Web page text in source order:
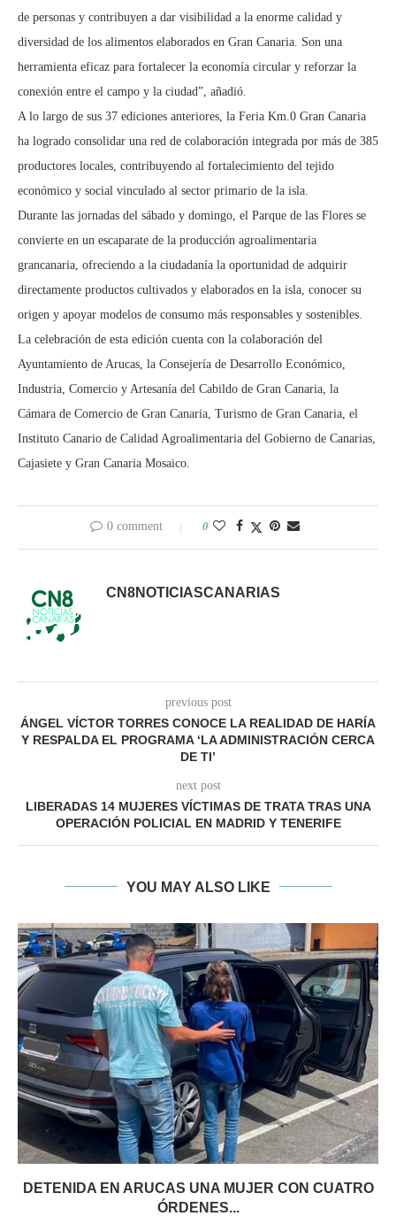
de personas y contribuyen a dar visibilidad a la enorme calidad y
diversidad de los alimentos elaborados en Gran Canaria. Son una
herramienta eficaz para fortalecer la economía circular y reforzar la
conexión entre el campo y la ciudad”, añadió.
A lo largo de sus 37 ediciones anteriores, la Feria Km.0 Gran Canaria
ha logrado consolidar una red de colaboración integrada por más de 385
productores locales, contribuyendo al fortalecimiento del tejido
económico y social vinculado al sector primario de la isla.
Durante las jornadas del sábado y domingo, el Parque de las Flores se
convierte en un escaparate de la producción agroalimentaria
grancanaria, ofreciendo a la ciudadanía la oportunidad de adquirir
directamente productos cultivados y elaborados en la isla, conocer su
origen y apoyar modelos de consumo más responsables y sostenibles.
La celebración de esta edición cuenta con la colaboración del
Ayuntamiento de Arucas, la Consejería de Desarrollo Económico,
Industria, Comercio y Artesanía del Cabildo de Gran Canaria, la
Cámara de Comercio de Gran Canaria, Turismo de Gran Canaria, el
Instituto Canario de Calidad Agroalimentaria del Gobierno de Canarias,
Cajasiete y Gran Canaria Mosaico.
0 comment 0
CN8NOTICIASCANARIAS
previous post
ÁNGEL VÍCTOR TORRES CONOCE LA REALIDAD DE HARÍA
Y RESPALDA EL PROGRAMA ‘LA ADMINISTRACIÓN CERCA
DE TI’
next post
LIBERADAS 14 MUJERES VÍCTIMAS DE TRATA TRAS UNA
OPERACIÓN POLICIAL EN MADRID Y TENERIFE
YOU MAY ALSO LIKE
DETENIDA EN ARUCAS UNA MUJER CON CUATRO
ÓRDENES...